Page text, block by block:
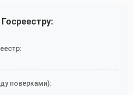
поверками):